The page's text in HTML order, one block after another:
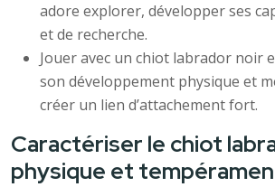
adore explorer, développer ses
et de recherche.
Jouer avec un chiot labrador noir
son développement physique et
créer un lien d’attachement fort.
Caractériser le chiot
physique et